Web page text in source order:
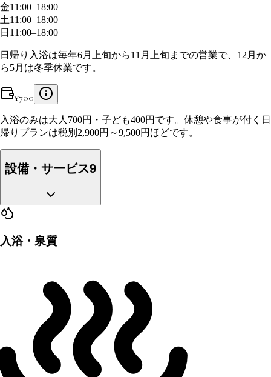
金11:00–18:00
土11:00–18:00
日 11:00–18:00
日帰り入浴は毎年6月上旬から11月上旬までの営業で、12月か
ら5月は冬季休業です。
¥700
入浴のみは大人700円・子ども400円です。休憩や食事が付く日
帰りプランは税別2,900円～9,500円ほどです。
設備・サービス9
入浴・泉質